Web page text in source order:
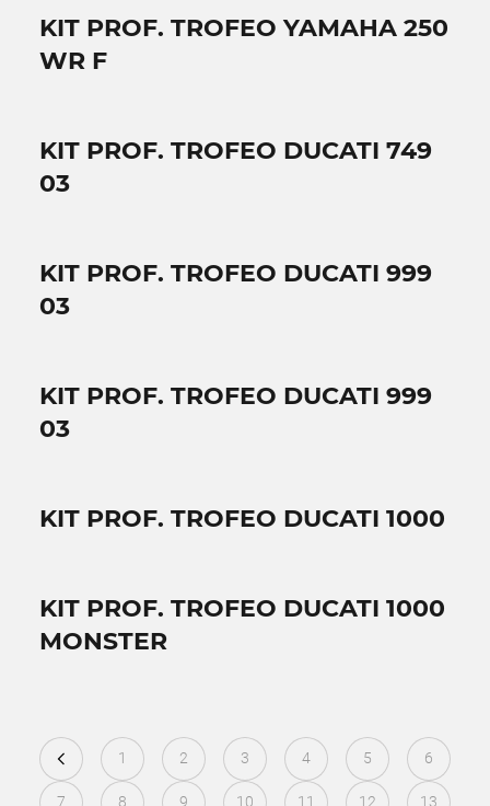
KIT PROF. TROFEO YAMAHA 250
WR F
KIT PROF. TROFEO DUCATI 749
03
KIT PROF. TROFEO DUCATI 999
03
KIT PROF. TROFEO DUCATI 999
03
KIT PROF. TROFEO DUCATI 1000
KIT PROF. TROFEO DUCATI 1000
MONSTER
1 2 3 4 5 6
7 8 9 10 11 12 13